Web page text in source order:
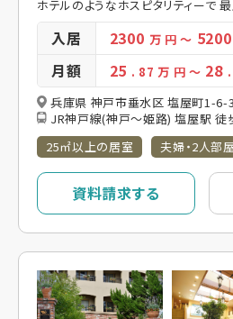
ホテルのようなホスピタリティーで
入居 2300 万 円～ 5200
月額 25 . 87万 円 ～ 28
兵庫県 神戸市垂水区 塩屋町1-6-
JR神戸線(神戸～姫路) 塩屋駅 徒
25㎡以上の居室
夫婦・2人部
資料請求する